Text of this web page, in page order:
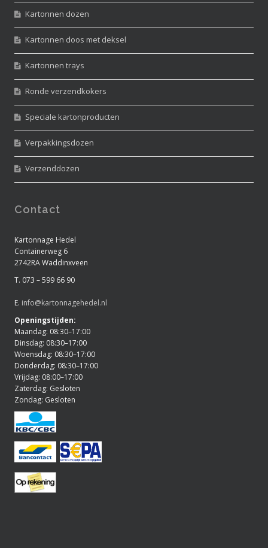
Kartonnen dozen
Kartonnen doos met deksel
Kartonnen trays
Ronde verzendkokers
Speciale kartonproducten
Verpakkingsdozen
Verzenddozen
Contact
Kartonnage Hedel
Containerweg 6
2742RA Waddinxveen
T. 073 – 599 66 90
E. info@kartonnagehedel.nl
Openingstijden:
Maandag: 08:30–17:00
Dinsdag: 08:30–17:00
Woensdag: 08:30–17:00
Donderdag: 08:30–17:00
Vrijdag: 08:00–17:00
Zaterdag: Gesloten
Zondag: Gesloten